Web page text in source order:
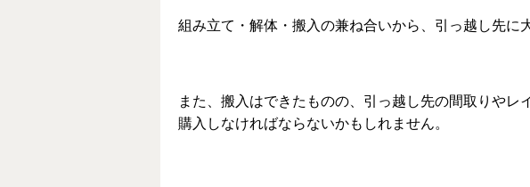
組み立て・解体・搬入の兼ね合いから、引っ越し先に
また、搬入はできたものの、引っ越し先の間取りやレ
購入しなければならないかもしれません。